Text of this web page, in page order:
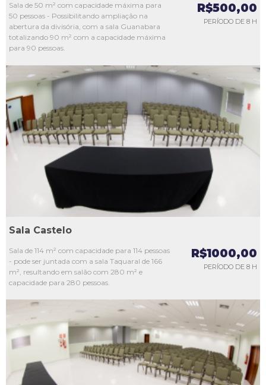
Sala de 50 m² com capacidade máxima para
50 pessoas - Possibilitando ampliação na
abertura da divisória, com a sala Guanabara
totalizando 90 m² com a capacidade máxima
para 90 pessoas.
R$500,00
PERÍODO DE 8 H
L2
L3
L4
Sala Castelo
Sala de 114 m² com capacidade para 114 pessoas
- pode ser juntada com a sala Taquaral de 166
m², resultando em salão com 280 m² e
capacidade para 280 pessoas.
R$1000,00
PERÍODO DE 8 H
L3
L4